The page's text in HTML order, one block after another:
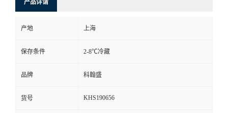
产品详请
产地 上海
保存条件 2-8℃冷藏
品牌 科翰盛
货号 KHS190656